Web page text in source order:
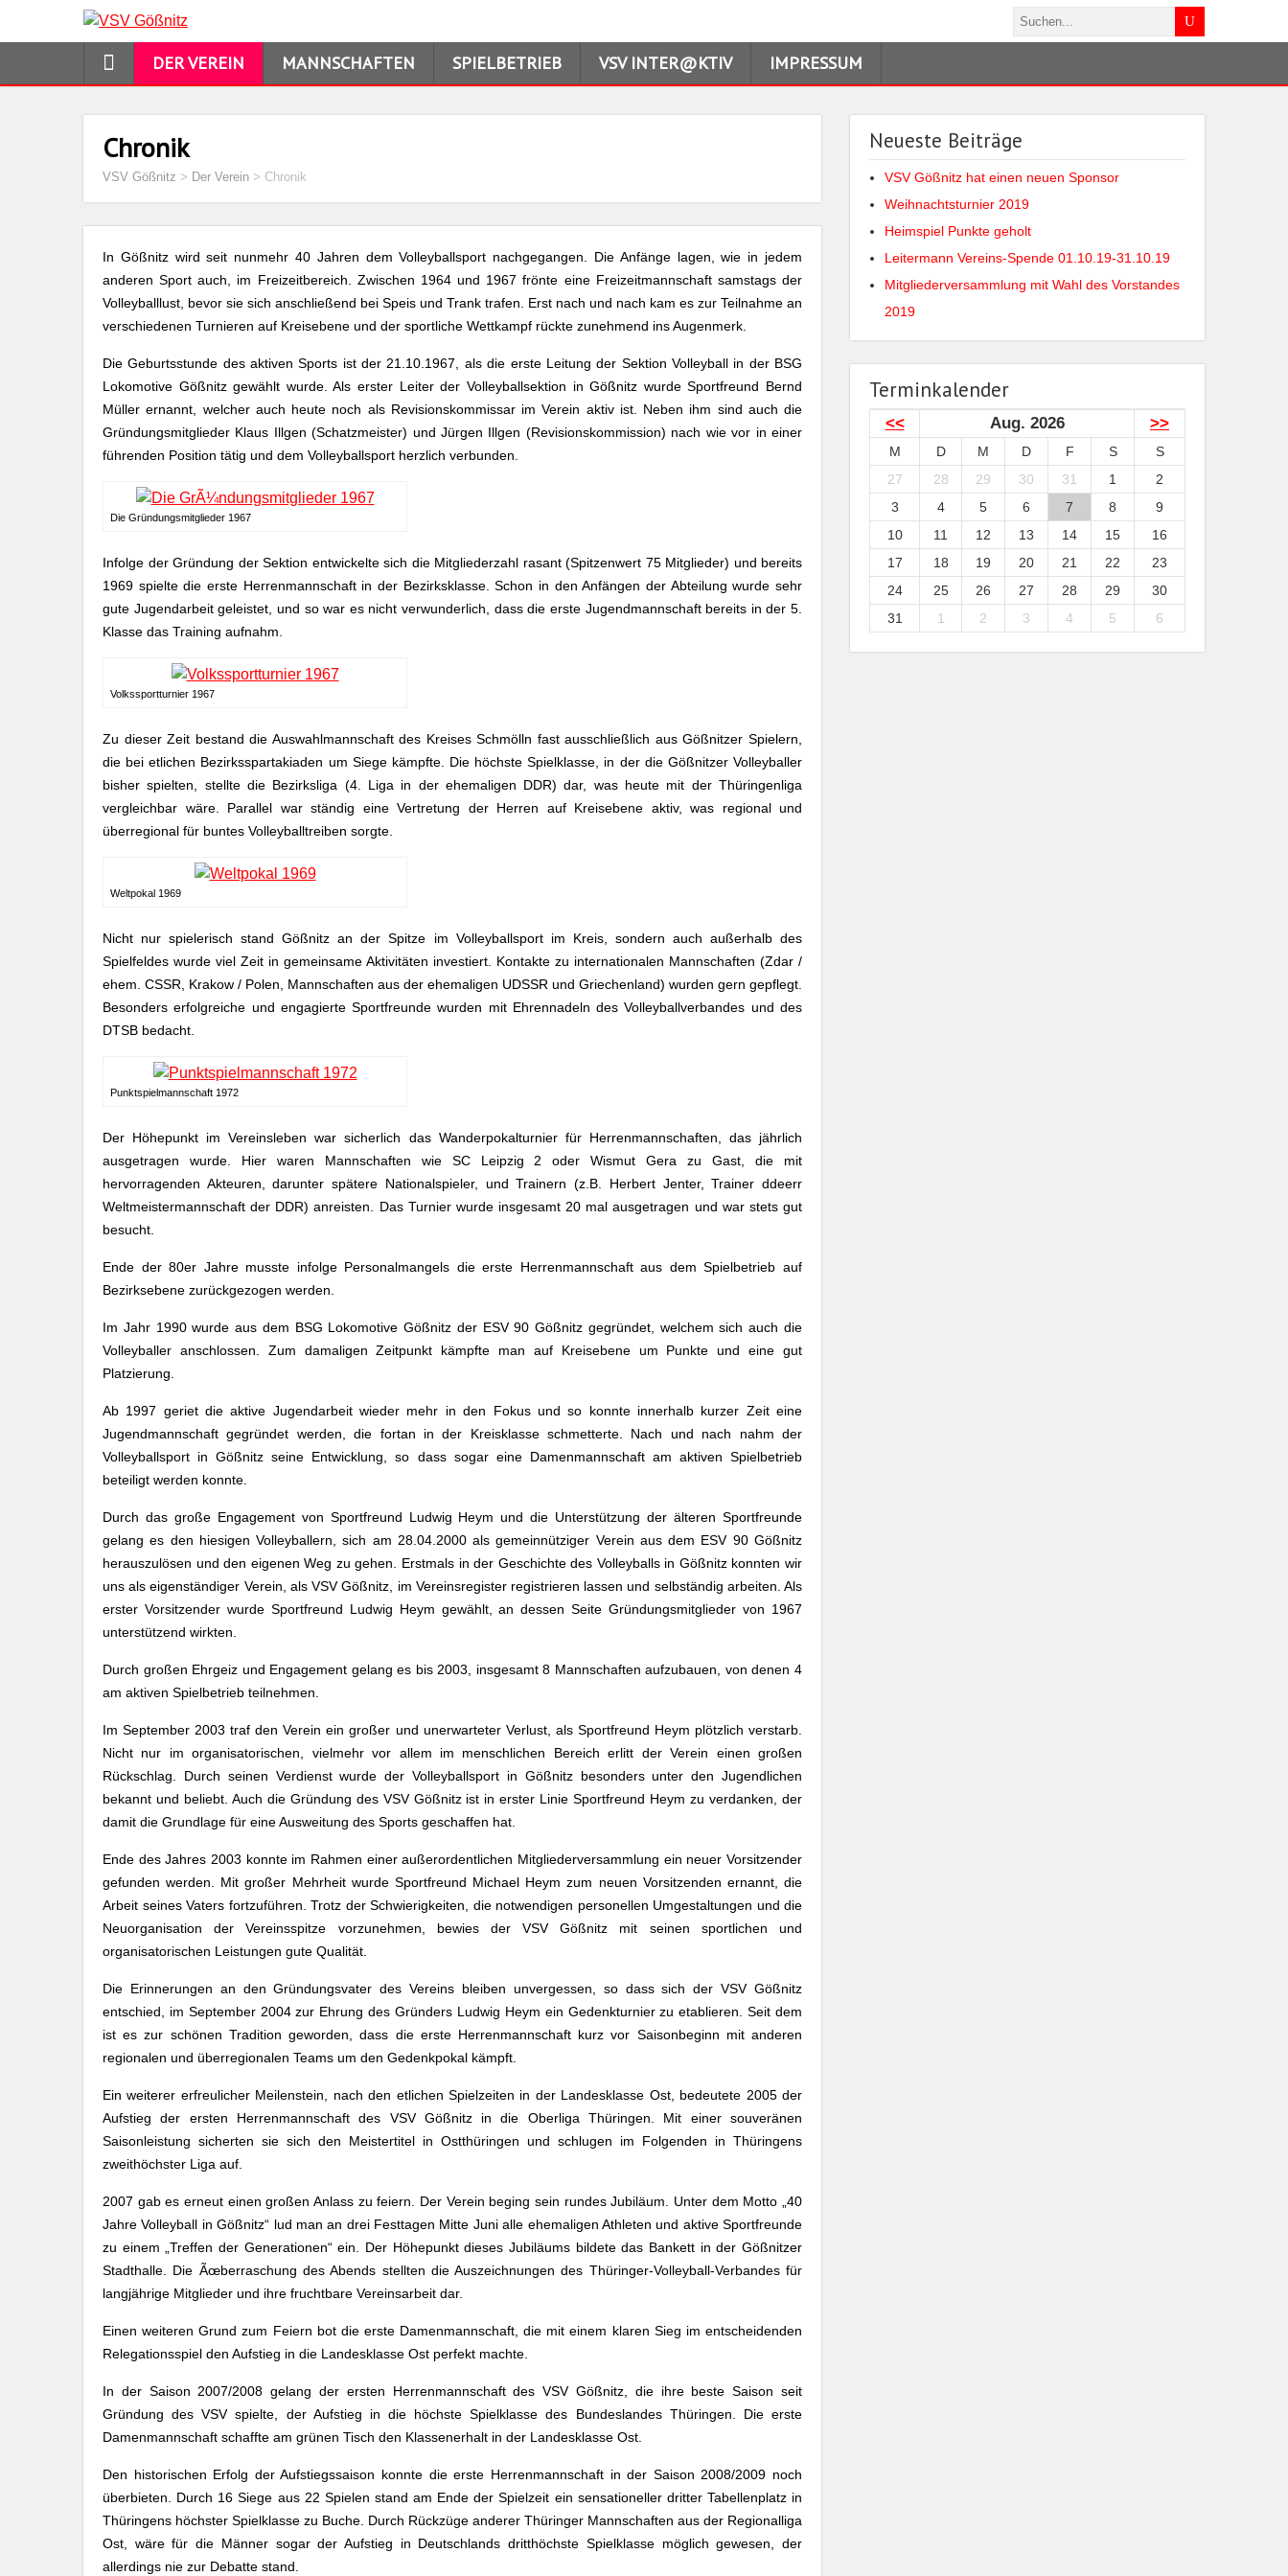
DER VEREIN MANNSCHAFTEN SPIELBETRIEB VSV INTER@KTIV IMPRESSUM
Chronik
VSV Gößnitz > Der Verein > Chronik
In Gößnitz wird seit nunmehr 40 Jahren dem Volleyballsport nachgegangen. Die Anfänge lagen, wie in jedem
anderen Sport auch, im Freizeitbereich. Zwischen 1964 und 1967 frönte eine Freizeitmannschaft samstags der
Volleyballlust, bevor sie sich anschließend bei Speis und Trank trafen. Erst nach und nach kam es zur Teilnahme an
verschiedenen Turnieren auf Kreisebene und der sportliche Wettkampf rückte zunehmend ins Augenmerk.
Die Geburtsstunde des aktiven Sports ist der 21.10.1967, als die erste Leitung der Sektion Volleyball in der BSG
Lokomotive Gößnitz gewählt wurde. Als erster Leiter der Volleyballsektion in Gößnitz wurde Sportfreund Bernd
Müller ernannt, welcher auch heute noch als Revisionskommissar im Verein aktiv ist. Neben ihm sind auch die
Gründungsmitglieder Klaus Illgen (Schatzmeister) und Jürgen Illgen (Revisionskommission) nach wie vor in einer
führenden Position tätig und dem Volleyballsport herzlich verbunden.
Die Gründungsmitglieder 1967
Infolge der Gründung der Sektion entwickelte sich die Mitgliederzahl rasant (Spitzenwert 75 Mitglieder) und bereits
1969 spielte die erste Herrenmannschaft in der Bezirksklasse. Schon in den Anfängen der Abteilung wurde sehr
gute Jugendarbeit geleistet, und so war es nicht verwunderlich, dass die erste Jugendmannschaft bereits in der 5.
Klasse das Training aufnahm.
Volkssportturnier 1967
Zu dieser Zeit bestand die Auswahlmannschaft des Kreises Schmölln fast ausschließlich aus Gößnitzer Spielern,
die bei etlichen Bezirksspartakiaden um Siege kämpfte. Die höchste Spielklasse, in der die Gößnitzer Volleyballer
bisher spielten, stellte die Bezirksliga (4. Liga in der ehemaligen DDR) dar, was heute mit der Thüringenliga
vergleichbar wäre. Parallel war ständig eine Vertretung der Herren auf Kreisebene aktiv, was regional und
überregional für buntes Volleyballtreiben sorgte.
Weltpokal 1969
Nicht nur spielerisch stand Gößnitz an der Spitze im Volleyballsport im Kreis, sondern auch außerhalb des
Spielfeldes wurde viel Zeit in gemeinsame Aktivitäten investiert. Kontakte zu internationalen Mannschaften (Zdar /
ehem. CSSR, Krakow / Polen, Mannschaften aus der ehemaligen UDSSR und Griechenland) wurden gern gepflegt.
Besonders erfolgreiche und engagierte Sportfreunde wurden mit Ehrennadeln des Volleyballverbandes und des
DTSB bedacht.
Punktspielmannschaft 1972
Der Höhepunkt im Vereinsleben war sicherlich das Wanderpokalturnier für Herrenmannschaften, das jährlich
ausgetragen wurde. Hier waren Mannschaften wie SC Leipzig 2 oder Wismut Gera zu Gast, die mit
hervorragenden Akteuren, darunter spätere Nationalspieler, und Trainern (z.B. Herbert Jenter, Trainer ddeerr
Weltmeistermannschaft der DDR) anreisten. Das Turnier wurde insgesamt 20 mal ausgetragen und war stets gut
besucht.
Ende der 80er Jahre musste infolge Personalmangels die erste Herrenmannschaft aus dem Spielbetrieb auf
Bezirksebene zurückgezogen werden.
Im Jahr 1990 wurde aus dem BSG Lokomotive Gößnitz der ESV 90 Gößnitz gegründet, welchem sich auch die
Volleyballer anschlossen. Zum damaligen Zeitpunkt kämpfte man auf Kreisebene um Punkte und eine gut
Platzierung.
Ab 1997 geriet die aktive Jugendarbeit wieder mehr in den Fokus und so konnte innerhalb kurzer Zeit eine
Jugendmannschaft gegründet werden, die fortan in der Kreisklasse schmetterte. Nach und nach nahm der
Volleyballsport in Gößnitz seine Entwicklung, so dass sogar eine Damenmannschaft am aktiven Spielbetrieb
beteiligt werden konnte.
Durch das große Engagement von Sportfreund Ludwig Heym und die Unterstützung der älteren Sportfreunde
gelang es den hiesigen Volleyballern, sich am 28.04.2000 als gemeinnütziger Verein aus dem ESV 90 Gößnitz
herauszulösen und den eigenen Weg zu gehen. Erstmals in der Geschichte des Volleyballs in Gößnitz konnten wir
uns als eigenständiger Verein, als VSV Gößnitz, im Vereinsregister registrieren lassen und selbständig arbeiten. Als
erster Vorsitzender wurde Sportfreund Ludwig Heym gewählt, an dessen Seite Gründungsmitglieder von 1967
unterstützend wirkten.
Durch großen Ehrgeiz und Engagement gelang es bis 2003, insgesamt 8 Mannschaften aufzubauen, von denen 4
am aktiven Spielbetrieb teilnehmen.
Im September 2003 traf den Verein ein großer und unerwarteter Verlust, als Sportfreund Heym plötzlich verstarb.
Nicht nur im organisatorischen, vielmehr vor allem im menschlichen Bereich erlitt der Verein einen großen
Rückschlag. Durch seinen Verdienst wurde der Volleyballsport in Gößnitz besonders unter den Jugendlichen
bekannt und beliebt. Auch die Gründung des VSV Gößnitz ist in erster Linie Sportfreund Heym zu verdanken, der
damit die Grundlage für eine Ausweitung des Sports geschaffen hat.
Ende des Jahres 2003 konnte im Rahmen einer außerordentlichen Mitgliederversammlung ein neuer Vorsitzender
gefunden werden. Mit großer Mehrheit wurde Sportfreund Michael Heym zum neuen Vorsitzenden ernannt, die
Arbeit seines Vaters fortzuführen. Trotz der Schwierigkeiten, die notwendigen personellen Umgestaltungen und die
Neuorganisation der Vereinsspitze vorzunehmen, bewies der VSV Gößnitz mit seinen sportlichen und
organisatorischen Leistungen gute Qualität.
Die Erinnerungen an den Gründungsvater des Vereins bleiben unvergessen, so dass sich der VSV Gößnitz
entschied, im September 2004 zur Ehrung des Gründers Ludwig Heym ein Gedenkturnier zu etablieren. Seit dem
ist es zur schönen Tradition geworden, dass die erste Herrenmannschaft kurz vor Saisonbeginn mit anderen
regionalen und überregionalen Teams um den Gedenkpokal kämpft.
Ein weiterer erfreulicher Meilenstein, nach den etlichen Spielzeiten in der Landesklasse Ost, bedeutete 2005 der
Aufstieg der ersten Herrenmannschaft des VSV Gößnitz in die Oberliga Thüringen. Mit einer souveränen
Saisonleistung sicherten sie sich den Meistertitel in Ostthüringen und schlugen im Folgenden in Thüringens
zweithöchster Liga auf.
2007 gab es erneut einen großen Anlass zu feiern. Der Verein beging sein rundes Jubiläum. Unter dem Motto „40
Jahre Volleyball in Gößnitz“ lud man an drei Festtagen Mitte Juni alle ehemaligen Athleten und aktive Sportfreunde
zu einem „Treffen der Generationen“ ein. Der Höhepunkt dieses Jubiläums bildete das Bankett in der Gößnitzer
Stadthalle. Die Ãœberraschung des Abends stellten die Auszeichnungen des Thüringer-Volleyball-Verbandes für
langjährige Mitglieder und ihre fruchtbare Vereinsarbeit dar.
Einen weiteren Grund zum Feiern bot die erste Damenmannschaft, die mit einem klaren Sieg im entscheidenden
Relegationsspiel den Aufstieg in die Landesklasse Ost perfekt machte.
In der Saison 2007/2008 gelang der ersten Herrenmannschaft des VSV Gößnitz, die ihre beste Saison seit
Gründung des VSV spielte, der Aufstieg in die höchste Spielklasse des Bundeslandes Thüringen. Die erste
Damenmannschaft schaffte am grünen Tisch den Klassenerhalt in der Landesklasse Ost.
Den historischen Erfolg der Aufstiegssaison konnte die erste Herrenmannschaft in der Saison 2008/2009 noch
überbieten. Durch 16 Siege aus 22 Spielen stand am Ende der Spielzeit ein sensationeller dritter Tabellenplatz in
Thüringens höchster Spielklasse zu Buche. Durch Rückzüge anderer Thüringer Mannschaften aus der Regionalliga
Ost, wäre für die Männer sogar der Aufstieg in Deutschlands dritthöchste Spielklasse möglich gewesen, der
allerdings nie zur Debatte stand.
Neueste Beiträge
VSV Gößnitz hat einen neuen Sponsor
Weihnachtsturnier 2019
Heimspiel Punkte geholt
Leitermann Vereins-Spende 01.10.19-31.10.19
Mitgliederversammlung mit Wahl des Vorstandes
2019
Terminkalender
<< Aug. 2026 >>
M D M D F S
S
27
28 29 30 31 1
2
3
4 5 6 7 8
9
10
11 12 13 14 15
16
17
18 19 20 21 22
23
24
25 26 27 28 29
30
31
1 2 3 4 5 6